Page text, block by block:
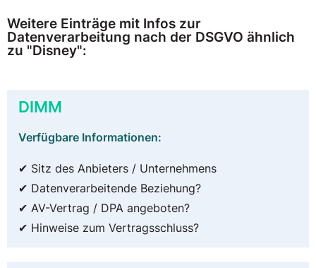
Weitere Einträge mit Infos zur
Datenverarbeitung nach der DSGVO ähnlich
zu "Disney":
DIMM
Verfügbare Informationen:
✔ Sitz des Anbieters / Unternehmens
✔ Datenverarbeitende Beziehung?
✔ AV-Vertrag / DPA angeboten?
✔ Hinweise zum Vertragsschluss?